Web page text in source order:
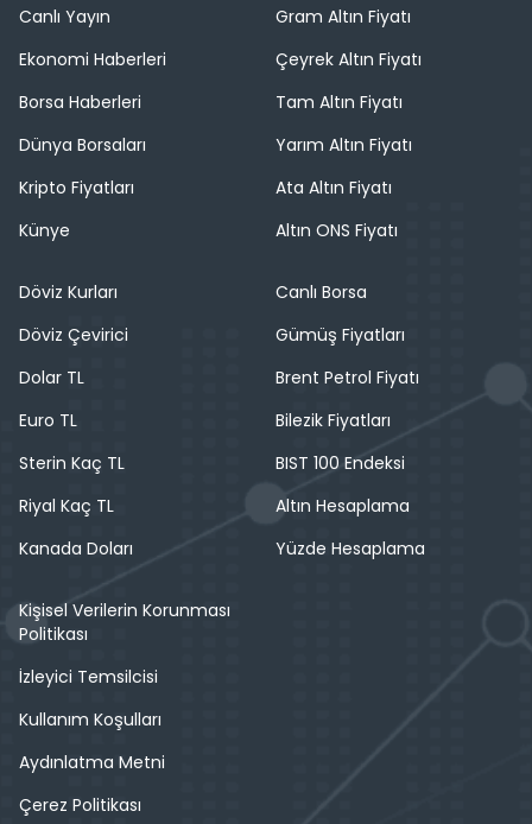
Canlı Yayın
Ekonomi Haberleri
Borsa Haberleri
Dünya Borsaları
Kripto Fiyatları
Künye
Gram Altın Fiyatı
Çeyrek Altın Fiyatı
Tam Altın Fiyatı
Yarım Altın Fiyatı
Ata Altın Fiyatı
Altın ONS Fiyatı
Döviz Kurları
Döviz Çevirici
Dolar TL
Euro TL
Sterin Kaç TL
Riyal Kaç TL
Kanada Doları
Canlı Borsa
Gümüş Fiyatları
Brent Petrol Fiyatı
Bilezik Fiyatları
BIST 100 Endeksi
Altın Hesaplama
Yüzde Hesaplama
Kişisel Verilerin Korunması
Politikası
İzleyici Temsilcisi
Kullanım Koşulları
Aydınlatma Metni
Çerez Politikası